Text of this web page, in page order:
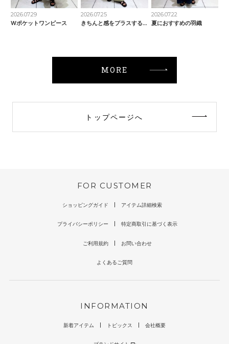
2026.07.29
Wポケットワンピース
2026.07.25
きちんと感をプラスするベスト
2026.07.22
夏におすすめの羽織
MORE
トップページへ
FOR CUSTOMER
ショッピングガイド アイテム詳細検索
プライバシーポリシー 特定商取引に基づく表示
ご利用規約 お問い合わせ
よくあるご質問
INFORMATION
新着アイテム トピックス 会社概要